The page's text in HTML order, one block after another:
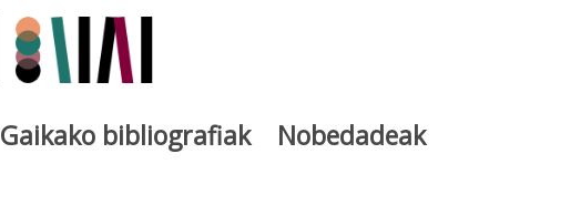
Gaikako bibliografiak Nobedadeak